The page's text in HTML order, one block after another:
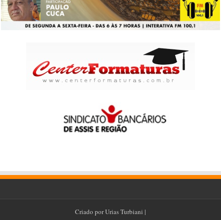
Criado porUrias Turbiani |